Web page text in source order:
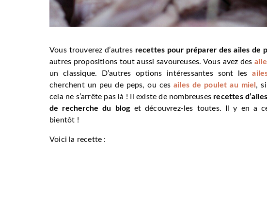
Vous trouverez d’autres recettes pour préparer des ailes de
autres propositions tout aussi savoureuses. Vous avez des
un classique. D’autres options intéressantes sont les
cherchent un peu de peps, ou cesailes de poulet au miel ,
cela ne s’arrête pas là ! Il existe de nombreuses recettes
de recherche du bloget découvrez-les toutes. Il y en a
bientôt !
Voici la recette :